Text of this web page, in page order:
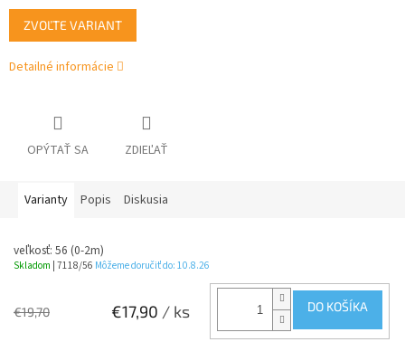
Jednotková
cena:
ZVOĽTE VARIANT
Detailné informácie
OPÝTAŤ SA ZDIEĽAŤ
Varianty Popis Diskusia
veľkosť: 56 (0-2m)
Skladom | 7118/56 Môžeme doručiť do: 10.8.26
€19,70 €17,90 / ks DO KOŠÍKA